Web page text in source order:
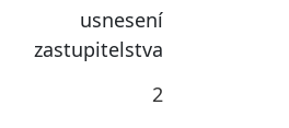
usnesení
zastupitelstva
2